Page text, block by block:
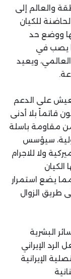
والعالم إلى
للكيان
ووضع حد
يصب في
ويعيد
على الدعم
قاتماً بلا أدنى
مقاومة باسلة
سيؤسس
ولا للاجرام
الكيان
رجعة، مما يضع استمرار
طريق الزوال
البشرية
الإيراني
الإيرانية